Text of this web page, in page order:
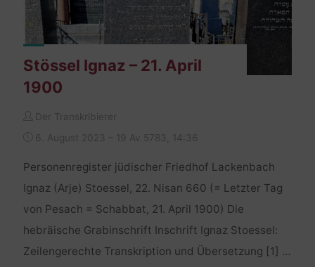
Stössel Ignaz – 21. April
1900
Der Transkribierer
6. August 2023 – 19 Av 5783, 14:36
Personenregister jüdischer Friedhof Lackenbach
Ignaz (Arje) Stoessel, 22. Nisan 660 (= Letzter Tag
von Pesach = Schabbat, 21. April 1900) Die
hebräische Grabinschrift Inschrift Ignaz Stoessel:
Zeilengerechte Transkription und Übersetzung [1] …